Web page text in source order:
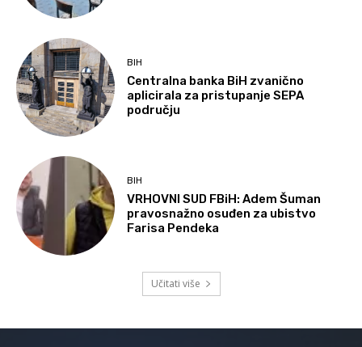
BIH
Centralna banka BiH zvanično
aplicirala za pristupanje SEPA
području
BIH
VRHOVNI SUD FBiH: Adem Šuman
pravosnažno osuđen za ubistvo
Farisa Pendeka
Učitati više